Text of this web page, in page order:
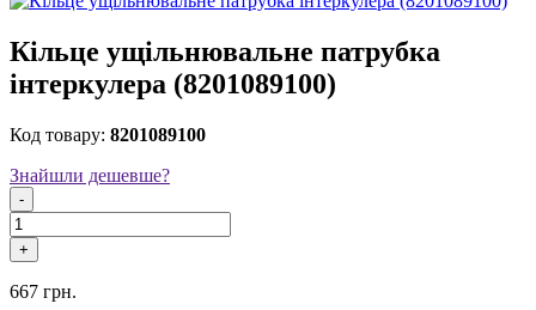
Кільце ущільнювальне патрубка
інтеркулера (8201089100)
Код товару: 8201089100
Знайшли дешевше?
-
+
667 грн.